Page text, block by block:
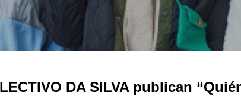
DA SILVA publican